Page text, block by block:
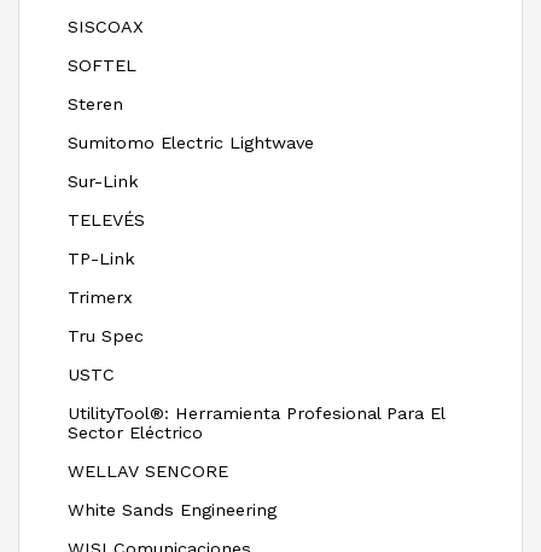
SISCOAX
SOFTEL
Steren
Sumitomo Electric Lightwave
Sur-Link
TELEVÉS
TP-Link
Trimerx
Tru Spec
USTC
UtilityTool®: Herramienta Profesional Para El
Sector Eléctrico
WELLAV SENCORE
White Sands Engineering